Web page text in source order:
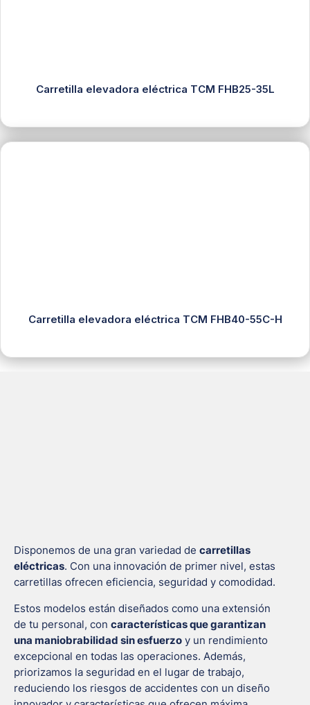
Carretilla elevadora eléctrica TCM FHB25-35L
Carretilla elevadora eléctrica TCM FHB40-55C-H
Disponemos de una gran variedad de carretillas
eléctricas. Con una innovación de primer nivel, estas
carretillas ofrecen eficiencia, seguridad y comodidad.
Estos modelos están diseñados como una extensión
de tu personal, con características que garantizan
una maniobrabilidad sin esfuerzo y un rendimiento
excepcional en todas las operaciones. Además,
priorizamos la seguridad en el lugar de trabajo,
reduciendo los riesgos de accidentes con un diseño